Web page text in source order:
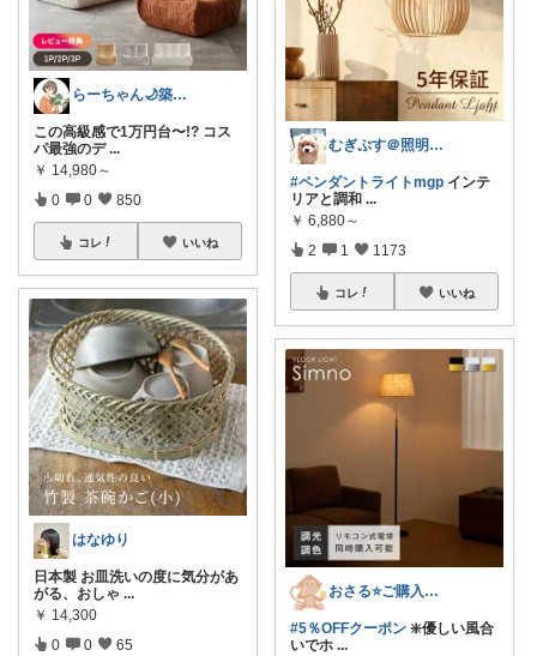
らーちゃん🌙築古賃貸をもっとかわいく♡
この高級感で1万円台〜!? コス
パ最強のデ ...
￥ 14,980～
0 0 850
コレ いいね
はなゆり
日本製 お皿洗いの度に気分があ
がる、おしゃ ...
￥ 14,300
0 0 65
むぎぷす＠照明とインテリアと北欧食器
#ペンダントライトmgp インテ
リアと調和 ...
￥ 6,880～
2 1 1173
コレ いいね
おさる⭐ご購入感謝🐹
#5％OFFクーポン ❇️優しい風合
いでホ ...